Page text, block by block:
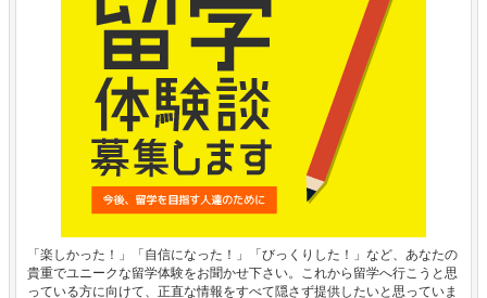
「楽しかった！」「自信になった！」「びっくりした！」など、あなたの
貴重でユニークな留学体験をお聞かせ下さい。これから留学へ行こうと思
っている方に向けて、正直な情報をすべて隠さず提供したいと思っていま